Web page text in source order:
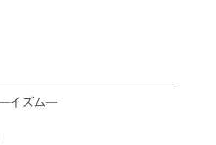
―イズム―